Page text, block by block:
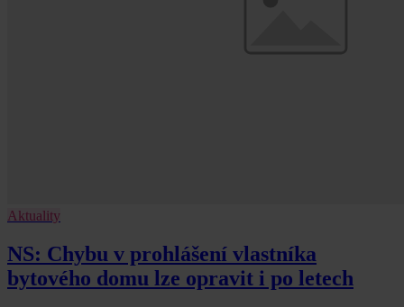
Aktuality
NS: Chybu v prohlášení vlastníka
bytového domu lze opravit i po letech